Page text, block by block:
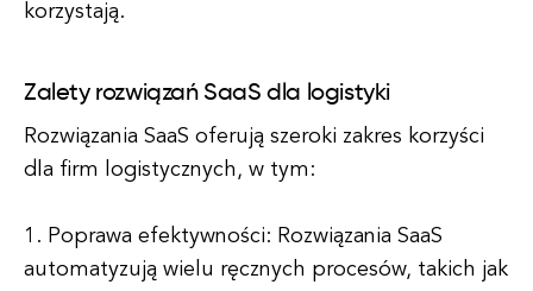
korzystają.
Zalety rozwiązań SaaS dla logistyki
Rozwiązania SaaS oferują szeroki zakres korzyści
dla firm logistycznych, w tym:
1. Poprawa efektywności: Rozwiązania SaaS
automatyzują wielu ręcznych procesów, takich jak